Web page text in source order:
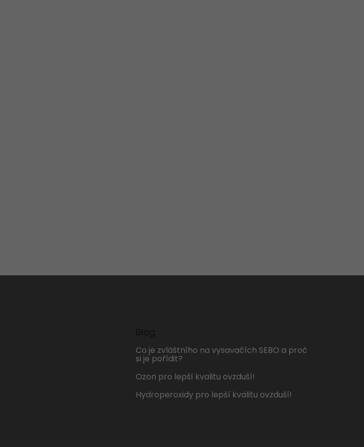
Co je zvláštního na vysavačích SEBO a proč
si je pořídit?
Ozon pro lepší kvalitu ovzduší!
Hydroperoxidy pro lepší kvalitu ovzduší!